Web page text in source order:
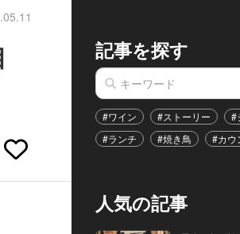
記事を探す
#ワイン #ストーリー #
#ランチ
#焼き鳥 #カウ
人気の記事